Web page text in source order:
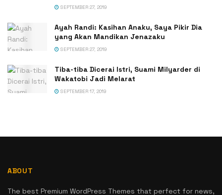
SEPTEMBER 27, 2019
Ayah Randi: Kasihan Anaku, Saya Pikir Dia
yang Akan Mandikan Jenazaku
SEPTEMBER 27, 2019
Tiba-tiba Dicerai Istri, Suami Milyarder di
Wakatobi Jadi Melarat
SEPTEMBER 17, 2019
ABOUT
The best Premium WordPress Themes that perfect for news,